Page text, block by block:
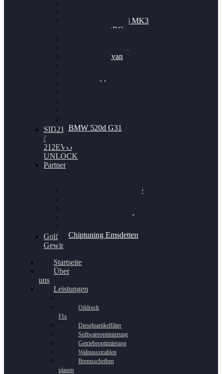
Nissan GT-R35 3.8 MK3
V6 TWINTURBO
VW Passat 2.0TDI
VW T6 Multivan
BMW 120d
BMW 520d G31
SID212
/
212EVO
UNLOCK
Partner
Bilgenroth Performance
Chiptuning Schüttorf
Chiptuning Emsdetten
Golf
Gewinnspiel
Startseite
Über
uns
Leistungen
Oildruck
FIx
Dieselpartikelfilter
Softwareoptimierung
Getriebeoptimierung
Walnussstrahlen
Bremsscheiben
planen